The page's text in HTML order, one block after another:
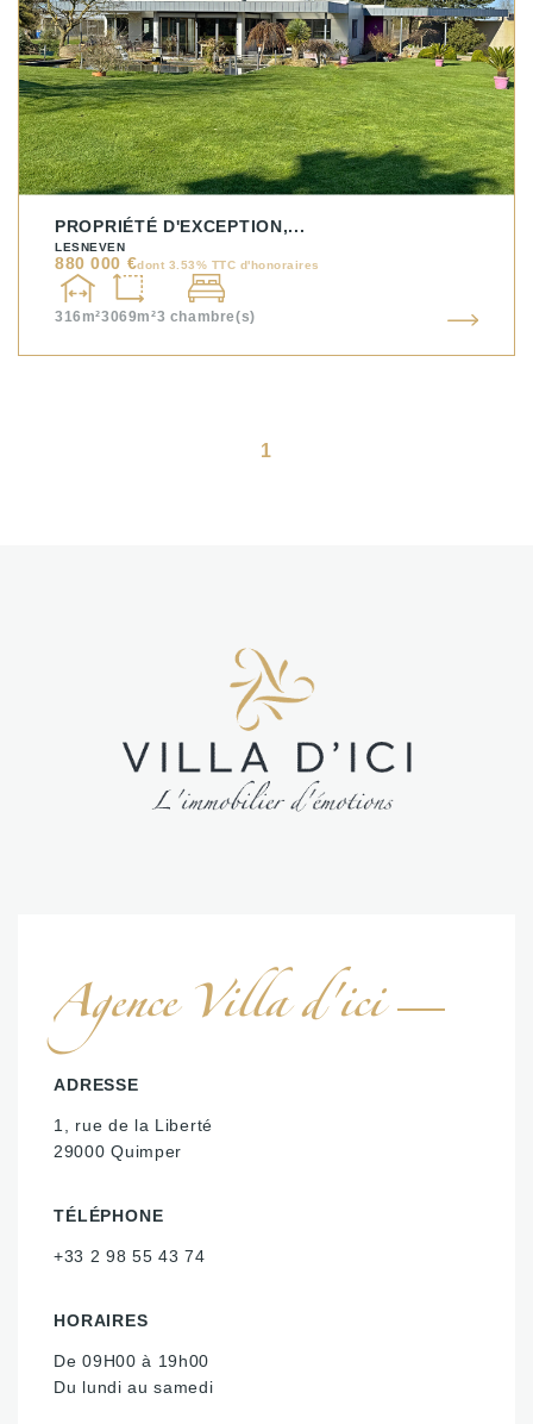
PROPRIÉTÉ D'EXCEPTION,...
LESNEVEN
880 000 €dont 3.53% TTC d'honoraires
316m²3069m²3 chambre(s)
1
Agence Villa d'ici
ADRESSE
1, rue de la Liberté
29000 Quimper
TÉLÉPHONE
+33 2 98 55 43 74
HORAIRES
De 09H00 à 19h00
Du lundi au samedi